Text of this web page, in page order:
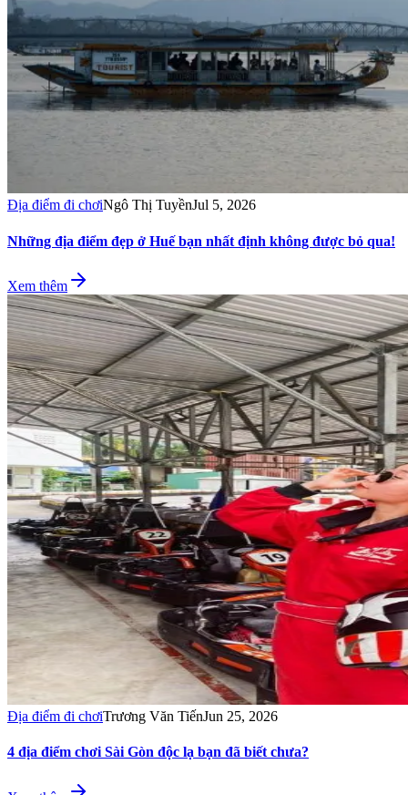
Địa điểm đi chơiNgô Thị TuyềnJul 5, 2026
Những địa điểm đẹp ở Huế bạn nhất định không được bỏ qua!
Xem thêm
Địa điểm đi chơiTrương Văn TiếnJun 25, 2026
4 địa điểm chơi Sài Gòn độc lạ bạn đã biết chưa?